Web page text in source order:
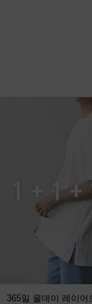
365일 올데이 레이어